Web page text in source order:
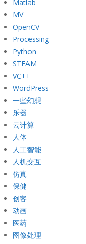
Matlab
MV
OpenCV
Processing
Python
STEAM
VC++
WordPress
一些幻想
乐器
云计算
人体
人工智能
人机交互
仿真
保健
创客
动画
医药
图像处理